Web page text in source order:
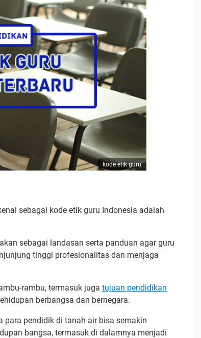
kode etik guru
sebagai kode etik guru Indonesia adalah
sebagai landasan serta panduan agar guru
tinggi profesionalitas dan menjaga
rambu, termasuk juga tujuan pendidikan
berbangsa dan bernegara.
para pendidik di tanah air bisa semakin
bangsa, termasuk di dalamnya menjadi